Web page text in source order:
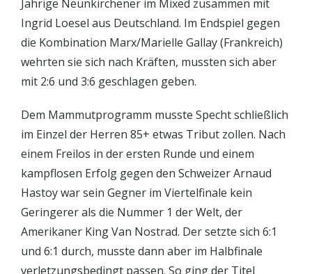
Jährige Neunkirchener im Mixed zusammen mit
Ingrid Loesel aus Deutschland. Im Endspiel gegen
die Kombination Marx/Marielle Gallay (Frankreich)
wehrten sie sich nach Kräften, mussten sich aber
mit 2:6 und 3:6 geschlagen geben.
Dem Mammutprogramm musste Specht schließlich
im Einzel der Herren 85+ etwas Tribut zollen. Nach
einem Freilos in der ersten Runde und einem
kampflosen Erfolg gegen den Schweizer Arnaud
Hastoy war sein Gegner im Viertelfinale kein
Geringerer als die Nummer 1 der Welt, der
Amerikaner King Van Nostrad. Der setzte sich 6:1
und 6:1 durch, musste dann aber im Halbfinale
verletzungsbedingt passen. So ging der Titel